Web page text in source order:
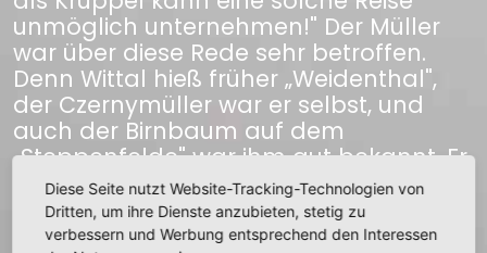
unmöglich unternehmen!" Der Müller
war über diese Rede sehr betroffen.
Denn Wittal hieß früher „Weidenthal",
der Czernymüller war er selbst, und
auch der Birnbaum auf dem
„Steppenfelde" war ihm gut bekannt. Er
offenbarte sich also dem Invaliden
und versprach demselben, wenn es
sich mit dem Birnbaume so verhalte,
Diese Seite nutzt Website-Tracking-Technologien von
Dritten, um ihre Dienste anzubieten, stetig zu
verbessern und Werbung entsprechend den Interessen